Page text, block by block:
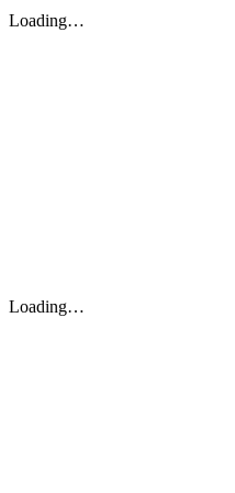
Loading…
Loading…